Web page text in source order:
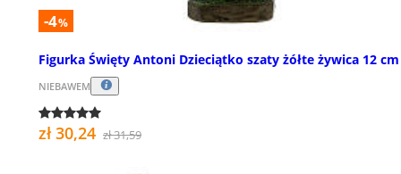
-4%
Figurka Święty Antoni Dzieciątko szaty żółte żywica 12 cm
NIEBAWEM
zł 30,24 zł 31,59